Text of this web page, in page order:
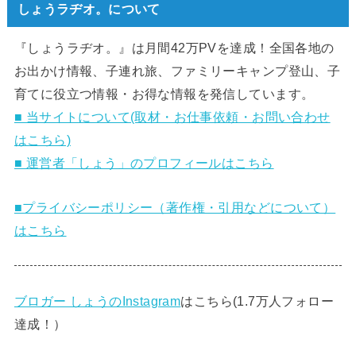
しょうラヂオ。について
『しょうラヂオ。』は月間42万PVを達成！全国各地の
お出かけ情報、子連れ旅、ファミリーキャンプ登山、子
育てに役立つ情報・お得な情報を発信しています。
■ 当サイトについて(取材・お仕事依頼・お問い合わせ
はこちら)
■ 運営者「しょう」のプロフィールはこちら
■プライバシーポリシー（著作権・引用などについて）
はこちら
ブロガー しょうのInstagramはこちら(1.7万人フォロー
達成！）